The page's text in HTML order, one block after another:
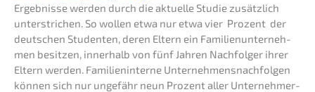
Ergeb­nis­se werden durch die aktuel­le Studie zusätz­lich
unter­stri­chen. So wollen etwa nur etwa vier Prozent der
deutschen Studen­ten, deren Eltern ein Famili­en­un­ter­neh­
men besit­zen, inner­halb von fünf Jahren Nachfol­ger ihrer
Eltern werden. Famili­en­in­ter­ne Unter­neh­mens­nach­fol­gen
können sich nur ungefähr neun Prozent aller Unter­neh­mer­